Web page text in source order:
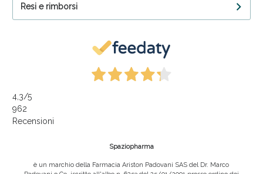
Resi e rimborsi
4,3/5
962
Recensioni
Spaziopharma
è un marchio della Farmacia Ariston Padovani SAS del Dr. Marco